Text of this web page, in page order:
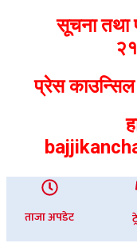
सूचना तथा
प्रेस
ताजा अपडेट